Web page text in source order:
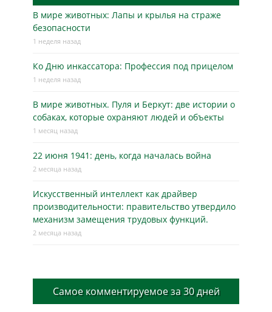
В мире животных: Лапы и крылья на страже
безопасности
1 неделя назад
Ко Дню инкассатора: Профессия под прицелом
1 неделя назад
В мире животных. Пуля и Беркут: две истории о
собаках, которые охраняют людей и объекты
1 месяц назад
22 июня 1941: день, когда началась война
2 месяца назад
Искусственный интеллект как драйвер
производительности: правительство утвердило
механизм замещения трудовых функций.
2 месяца назад
Самое комментируемое за 30 дней